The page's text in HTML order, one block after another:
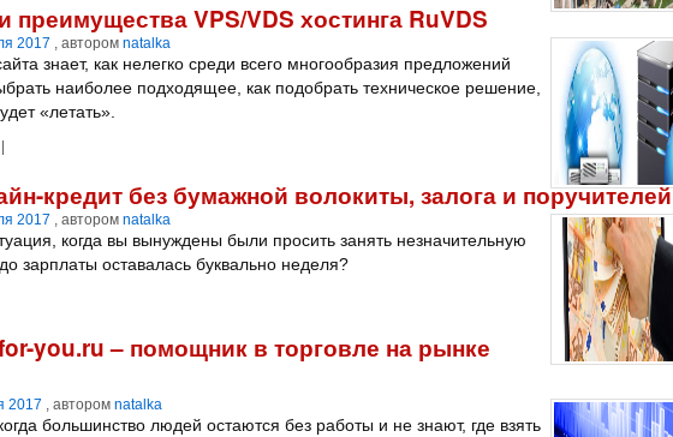
преимущества VPS/VDS хостинга RuVDS
2017 , автором natalka
знает, как нелегко среди всего многообразия предложений
наиболее подходящее, как подобрать техническое решение,
«летать».
|
кредит без бумажной волокиты, залога и поручителей
2017 , автором natalka
когда вы вынуждены были просить занять незначительную
зарплаты оставалась буквально неделя?
you.ru – помощник в торговле на рынке
2017 , автором natalka
большинство людей остаются без работы и не знают, где взять